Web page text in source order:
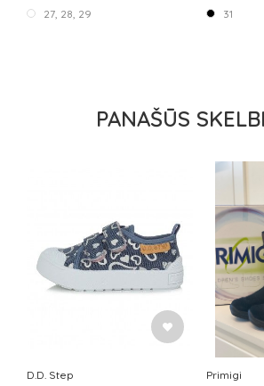
27, 28, 29
31
PANAŠŪS
D.D. Step
Primigi